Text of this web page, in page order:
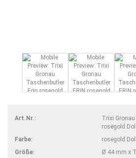
Art.Nr.:
Trixi
rosegold
Farbe:
rosegold
Größe:
Ø 44 mm x